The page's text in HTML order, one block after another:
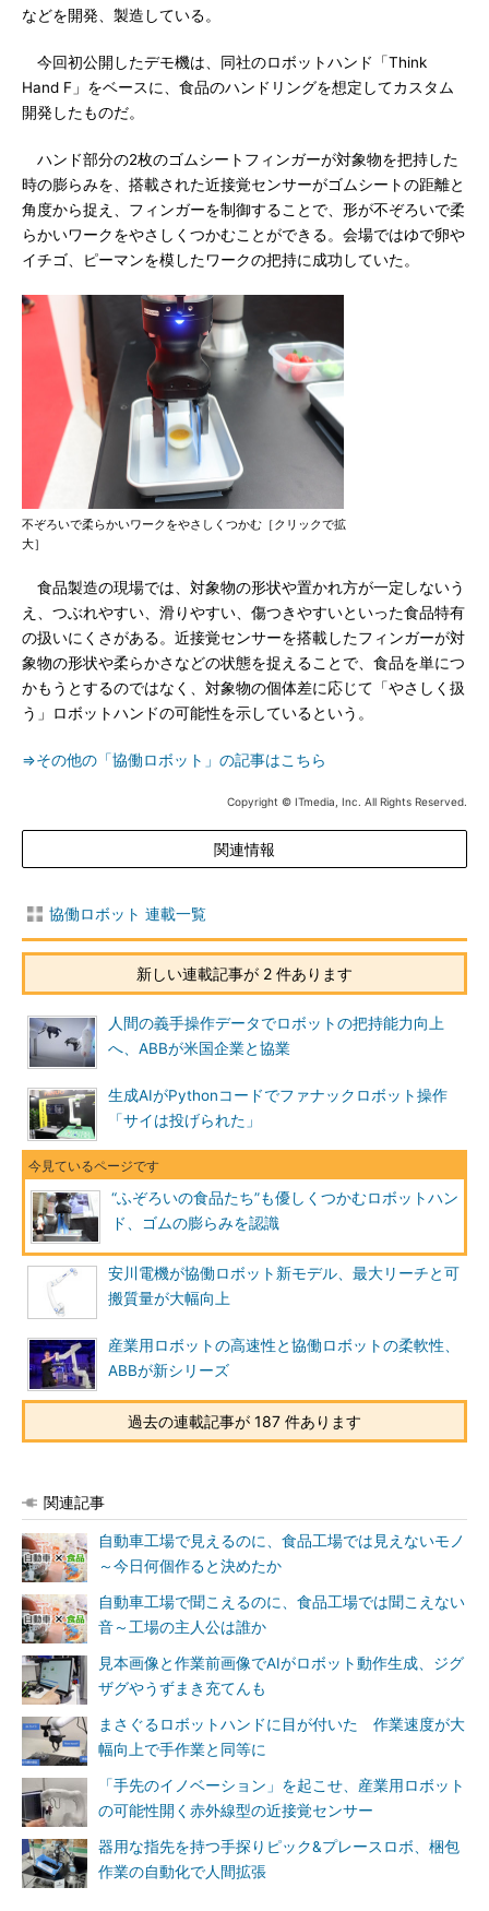
などを開発、製造している。
今回初公開したデモ機は、同社のロボットハンド「Think
Hand F」をベースに、食品のハンドリングを想定してカスタム
開発したものだ。
ハンド部分の2枚のゴムシートフィンガーが対象物を把持した
時の膨らみを、搭載された近接覚センサーがゴムシートの距離と
角度から捉え、フィンガーを制御することで、形が不ぞろいで柔
らかいワークをやさしくつかむことができる。会場ではゆで卵や
イチゴ、ピーマンを模したワークの把持に成功していた。
不ぞろいで柔らかいワークをやさしくつかむ［クリックで拡
大］
食品製造の現場では、対象物の形状や置かれ方が一定しないう
え、つぶれやすい、滑りやすい、傷つきやすいといった食品特有
の扱いにくさがある。近接覚センサーを搭載したフィンガーが対
象物の形状や柔らかさなどの状態を捉えることで、食品を単につ
かもうとするのではなく、対象物の個体差に応じて「やさしく扱
う」ロボットハンドの可能性を示しているという。
⇒その他の「協働ロボット」の記事はこちら
Copyright © ITmedia, Inc. All Rights Reserved.
関連情報
協働ロボット 連載一覧
新しい連載記事が 2 件あります
人間の義手操作データでロボットの把持能力向上
へ、ABBが米国企業と協業
生成AIがPythonコードでファナックロボット操作
「サイは投げられた」
“ふぞろいの食品たち”も優しくつかむロボットハン
ド、ゴムの膨らみを認識
安川電機が協働ロボット新モデル、最大リーチと可
搬質量が大幅向上
産業用ロボットの高速性と協働ロボットの柔軟性、
ABBが新シリーズ
過去の連載記事が 187 件あります
関連記事
自動車工場で見えるのに、食品工場では見えないモノ
～今日何個作ると決めたか
自動車工場で聞こえるのに、食品工場では聞こえない
音～工場の主人公は誰か
見本画像と作業前画像でAIがロボット動作生成、ジグ
ザグやうずまき充てんも
まさぐるロボットハンドに目が付いた 作業速度が大
幅向上で手作業と同等に
「手先のイノベーション」を起こせ、産業用ロボット
の可能性開く赤外線型の近接覚センサー
器用な指先を持つ手探りピック&プレースロボ、梱包
作業の自動化で人間拡張